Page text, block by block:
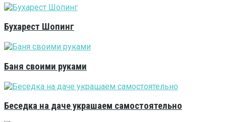
Бухарест Шопинг
Баня своими руками
Беседка на даче украшаем самостоятельно